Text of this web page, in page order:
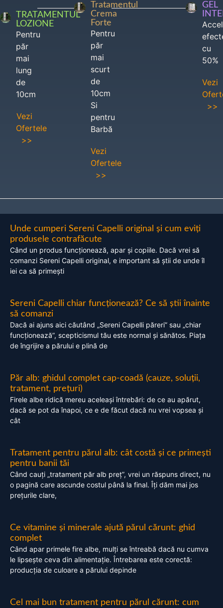
TRATAMENTUL
LOZIONE
Pentru
păr
mai
lung
de
10cm
Vezi
Ofertele
>>
Tratamentul
Crema
Forte
Pentru
păr
mai
scurt
de
10cm
Si
pentru
Barbă
Vezi
Ofertele
>>
GEL
cu
50%
Vezi
>>
Unde cumperi Sereni Capelli original și cum eviți
produsele contrafăcute
Când un produs funcționează, apar și copiile. Dacă vrei să
comanzi Sereni Capelli original, e important să știi de unde îl
iei ca să primești
Sereni Capelli chiar funcționează? Ce să știi înainte
să comanzi
Dacă ai ajuns aici căutând „Sereni Capelli păreri” sau „chiar
funcționează”, scepticismul tău este normal și sănătos. Piața
de îngrijire a părului e plină de
Păr alb: ghidul complet cap-coadă (cauze, soluții,
tratament, prețuri)
Firele albe ridică mereu aceleași întrebări: de ce au apărut,
dacă se pot da înapoi, ce e de făcut dacă nu vrei vopsea și
cât
Tratament pentru părul alb: cât costă și ce primești
pentru banii tăi
Când cauți „tratament păr alb preț”, vrei un răspuns direct, nu
o pagină care ascunde costul până la final. Îți dăm mai jos
prețurile clare,
Ce vitamine și minerale ajută părul cărunt: ghid
complet
Când apar primele fire albe, mulți se întreabă dacă nu cumva
le lipsește ceva din alimentație. Întrebarea este corectă:
producția de culoare a părului depinde
Cel mai bun tratament pentru părul cărunt: cum